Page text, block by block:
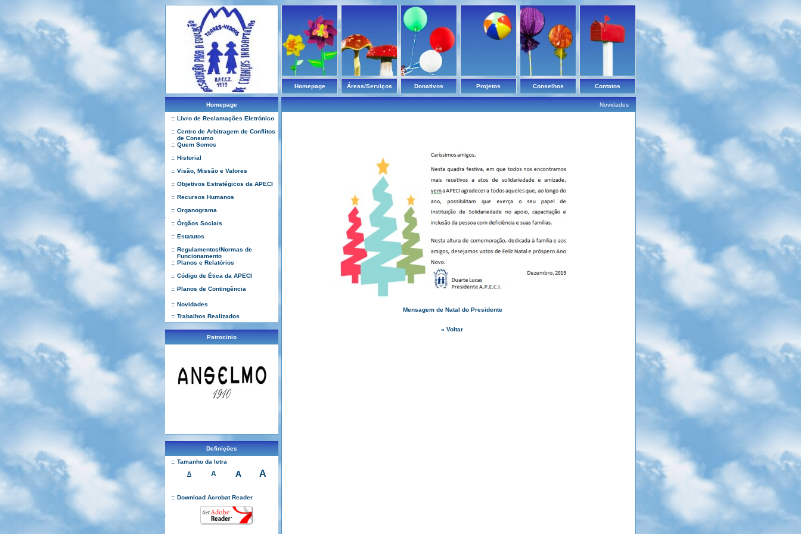
Homepage Áreas/Serviços Donativos Projetos Conselhos Contatos
Homepage
:: Livro de Reclamações Eletrónico
:: Centro de Arbitragem de Conflitos
de Consumo
:: Quem Somos
:: Historial
:: Visão, Missão e Valores
:: Objetivos Estratégicos da APECI
:: Recursos Humanos
:: Organograma
:: Órgãos Sociais
:: Estatutos
:: Regulamentos/Normas de
Funcionamento
:: Planos e Relatórios
:: Código de Ética da APECI
:: Planos de Contingência
:: Novidades
:: Trabalhos Realizados
Patrocinio
Definições
:: Tamanho da letra
A
A A A
:: Download Acrobat Reader
Novidades
Mensagem de Natal do Presidente
« Voltar